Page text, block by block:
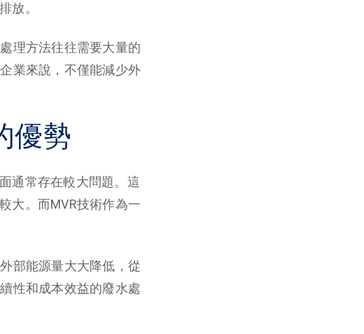
放。
理方法往往需要大量的
業來說，不僅能減少外
優勢
通常存在較大問題。這
大。而MVR技術作為一
部能源量大大降低，從
性和成本效益的廢水處